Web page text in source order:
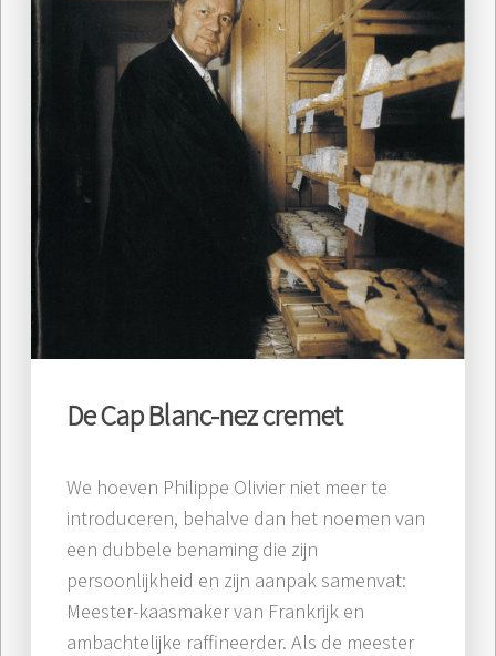
De Cap Blanc-nez cremet
We hoeven Philippe Olivier niet meer te
introduceren, behalve dan het noemen van
een dubbele benaming die zijn
persoonlijkheid en zijn aanpak samenvat:
Meester-kaasmaker van Frankrijk en
ambachtelijke raffineerder. Als de meester